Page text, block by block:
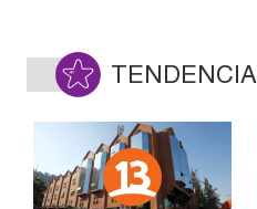
TENDENCIA